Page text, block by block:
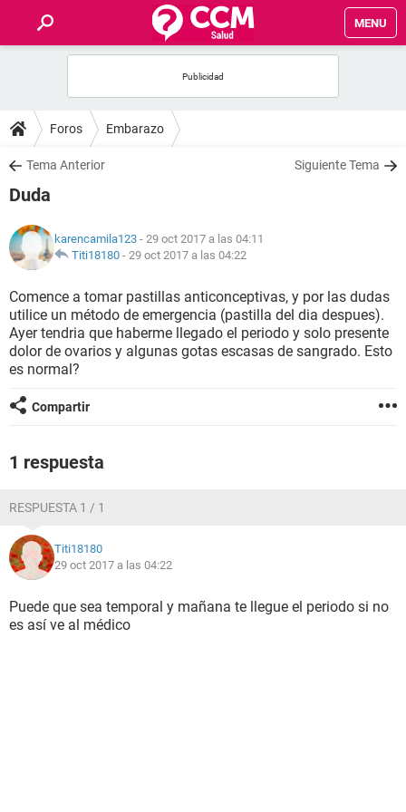
MENU
FOROS
SALUD
NUTRICIÓN
BIENESTAR
SEXUALIDAD
GLOSARIO
Foros Embarazo
Tema Anterior Siguiente Tema
Duda
karencamila123 - 29 oct 2017 a las 04:11
Titi18180 - 29 oct 2017 a las 04:22
Comence a tomar pastillas anticonceptivas, y por las dudas
utilice un método de emergencia (pastilla del dia despues).
Ayer tendria que haberme llegado el periodo y solo presente
dolor de ovarios y algunas gotas escasas de sangrado. Esto
es normal?
Compartir
1 respuesta
RESPUESTA 1 / 1
Titi18180
29 oct 2017 a las 04:22
Puede que sea temporal y mañana te llegue el periodo si no
es así ve al médico